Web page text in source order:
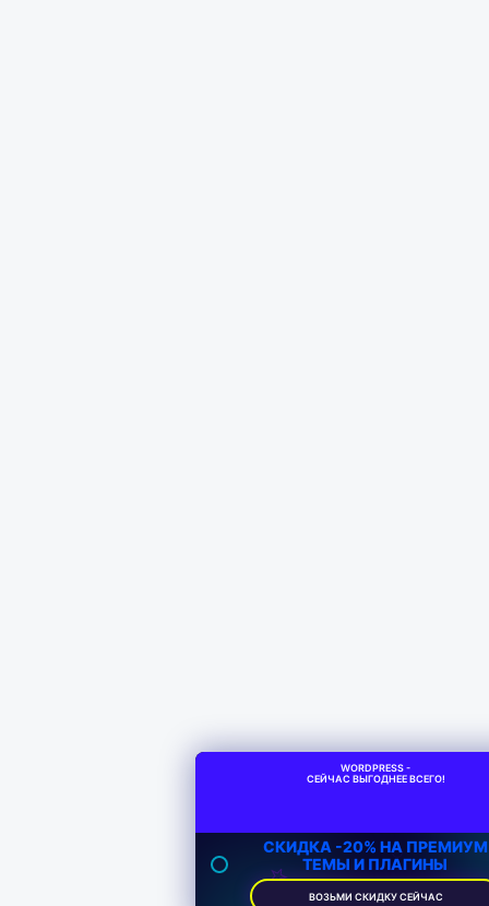
WORDPRESS -
СЕЙЧАС ВЫГОДНЕЕ ВСЕГО!
СКИДКА -20% НА ПРЕМИУМ
ТЕМЫ И ПЛАГИНЫ
ВОЗЬМИ СКИДКУ СЕЙЧАС